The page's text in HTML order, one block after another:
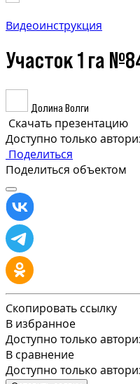
Видеоинструкция
Участок 1 га
Долина Волги
Скачать презентацию
Доступно только
Поделиться
Поделиться объектом
Скопировать ссылку
В избранное
Доступно только
В сравнение
Доступно только